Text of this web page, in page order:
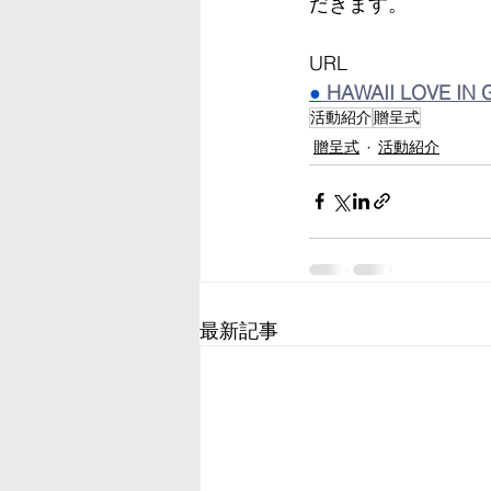
URL
● HAWAII LOVE IN
活動紹介贈呈式
贈呈式
活動紹介
最新記事